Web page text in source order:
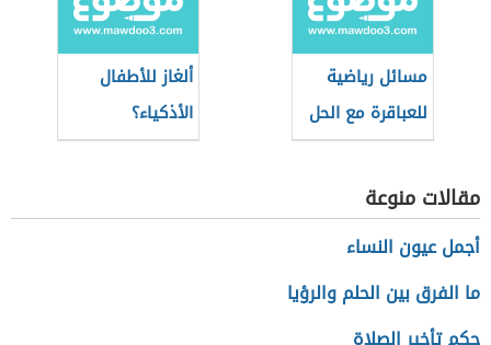
مسائل رياضية
للعباقرة مع الحل
ألغاز للأطفال
الأذكياء؟
مقالات منوعة
أجمل عيون النساء
ما الفرق بين الحلم والرؤيا